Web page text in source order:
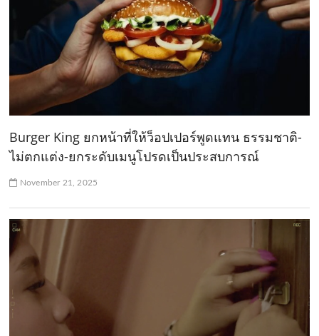
Burger King ยกหน้าที่ให้ว็อปเปอร์พูดแทน ธรรมชาติ-
ไม่ตกแต่ง-ยกระดับเมนูโปรดเป็นประสบการณ์
November 21, 2025